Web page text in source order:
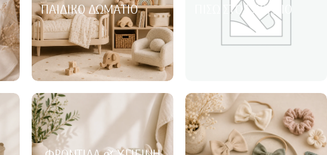
ΠΑΙΔΙΚΌ ΔΩΜΆΤΙΟ ΠΊΣΩ ΣΤΟ ΣΧΟΛΕΊΟ